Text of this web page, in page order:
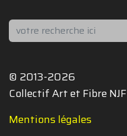
Rechercher
© 2013-2026
Collectif Art et Fibre NJF
Mentions légales